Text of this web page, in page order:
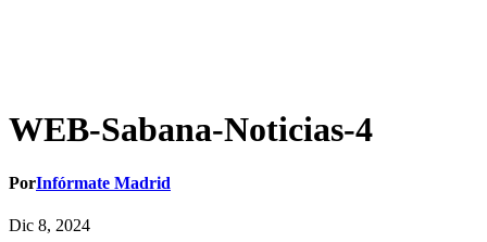
WEB-Sabana-Noticias-4
PorInfórmate Madrid
Dic 8, 2024